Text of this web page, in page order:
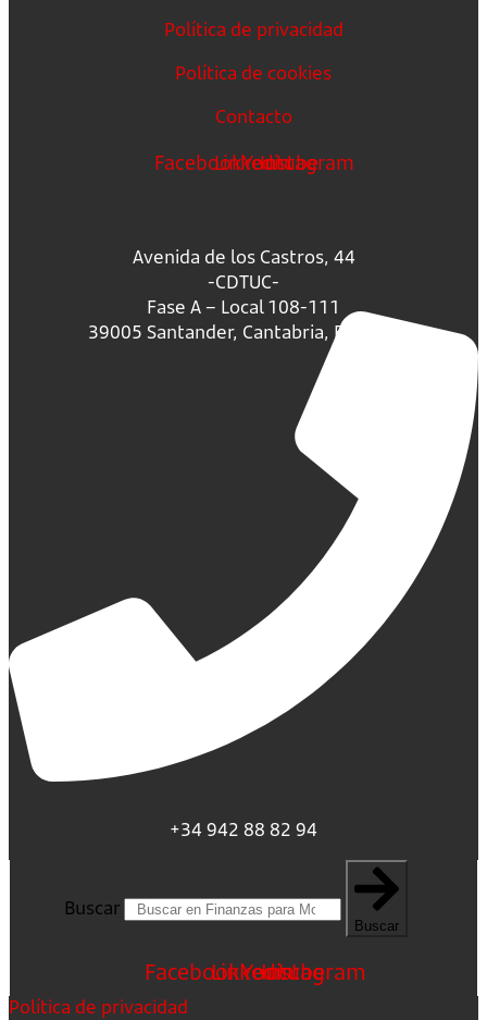
Política de privacidad
Política de cookies
Contacto
FacebookLinkedin
Youtube
Instagram
Avenida de los Castros, 44
-CDTUC-
Fase A – Local 108-111
39005 Santander, Cantabria, España.
+34 942 88 82 94
Buscar
Buscar
FacebookLinkedin
Youtube
Instagram
Política de privacidad